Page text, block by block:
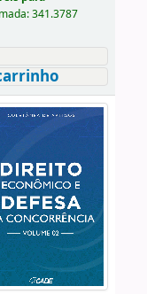
341.3787